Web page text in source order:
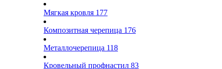
Мягкая кровля 177
Композитная черепица 176
Металлочерепица 118
Кровельный профнастил 83